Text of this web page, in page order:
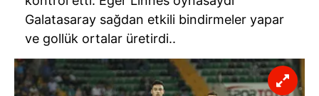
Galatasaray sağdan etkili bindirmeler yapar
ve gollük ortalar üretirdi..